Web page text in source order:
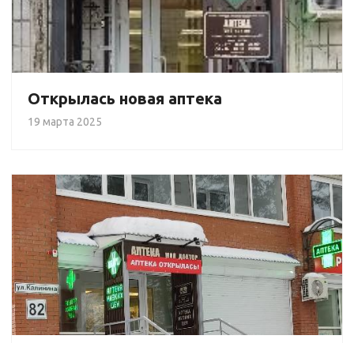
Открылась новая аптека
19 марта 2025